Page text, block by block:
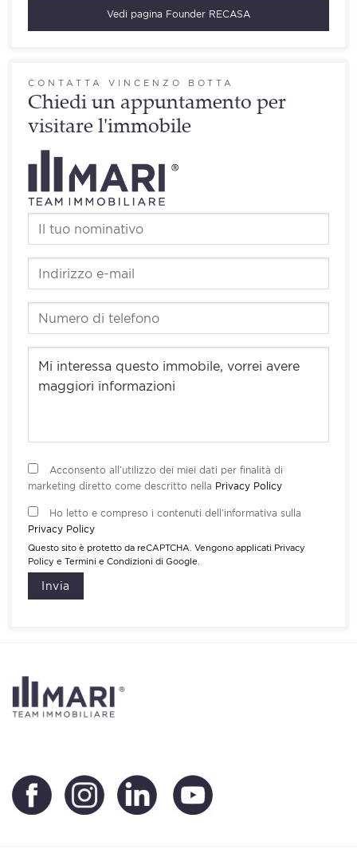
Vedi pagina Founder RECASA
CONTATTA VINCENZO BOTTA
Chiedi un appuntamento per
visitare l'immobile
Acconsento all’utilizzo dei miei dati per finalità di
marketing diretto come descritto nella Privacy Policy
Ho letto e compreso i contenuti dell’informativa sulla
Privacy Policy
Questo sito è protetto da reCAPTCHA. Vengono applicati Privacy
Policy e Termini e Condizioni di Google.
Invia